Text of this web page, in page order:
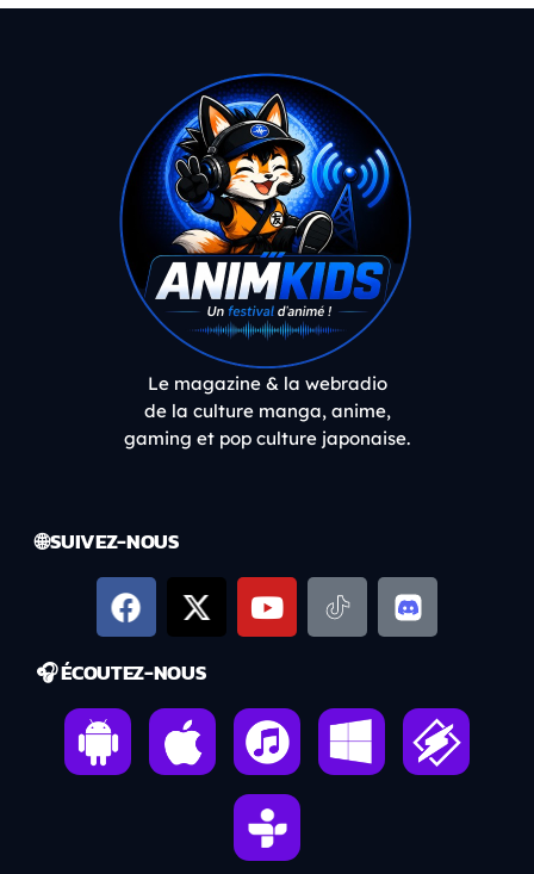
Le magazine & la webradio
de la culture manga, anime,
gaming et pop culture japonaise.
🌐 SUIVEZ-NOUS
🎧 ÉCOUTEZ-NOUS